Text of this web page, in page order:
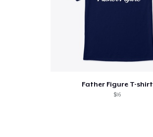
Father Figure T-shirt
$16